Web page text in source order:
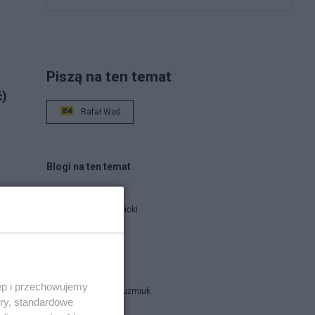
Piszą na ten temat
Rafał Woś
Blogi na ten temat
Jan Filip Libicki
Zbigniew Kuźmiuk
i przechowujemy
standardowe